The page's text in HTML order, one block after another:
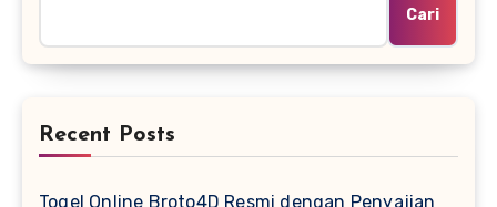
Cari
Recent Posts
Togel Online Broto4D Resmi dengan Penyajian